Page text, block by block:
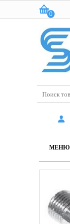
Корзина:
0
(пусто)
МЕНЮ